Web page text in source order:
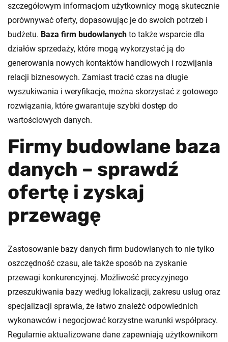
szczegółowym informacjom użytkownicy mogą skutecznie
porównywać oferty, dopasowując je do swoich potrzeb i
budżetu. Baza firm budowlanych to także wsparcie dla
działów sprzedaży, które mogą wykorzystać ją do
generowania nowych kontaktów handlowych i rozwijania
relacji biznesowych. Zamiast tracić czas na długie
wyszukiwania i weryfikacje, można skorzystać z gotowego
rozwiązania, które gwarantuje szybki dostęp do
wartościowych danych.
Firmy budowlane baza
danych – sprawdź
ofertę i zyskaj
przewagę
Zastosowanie bazy danych firm budowlanych to nie tylko
oszczędność czasu, ale także sposób na zyskanie
przewagi konkurencyjnej. Możliwość precyzyjnego
przeszukiwania bazy według lokalizacji, zakresu usług oraz
specjalizacji sprawia, że łatwo znaleźć odpowiednich
wykonawców i negocjować korzystne warunki współpracy.
Regularnie aktualizowane dane zapewniają użytkownikom